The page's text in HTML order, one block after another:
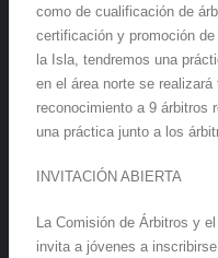
como de cualificación de
certificación y promoción
la Isla, tendremos una
en el área norte se
reconocimiento a 9 árbitros
una práctica junto a los
INVITACIÓN ABIERTA
La Comisión de Árbitros y
invita a jóvenes a